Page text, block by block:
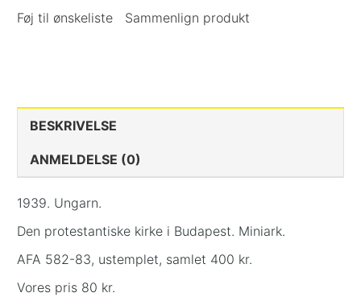
Føj til ønskeliste Sammenlign produkt
BESKRIVELSE
ANMELDELSE (0)
1939. Ungarn.
Den protestantiske kirke i Budapest. Miniark.
AFA 582-83, ustemplet, samlet 400 kr.
Vores pris 80 kr.